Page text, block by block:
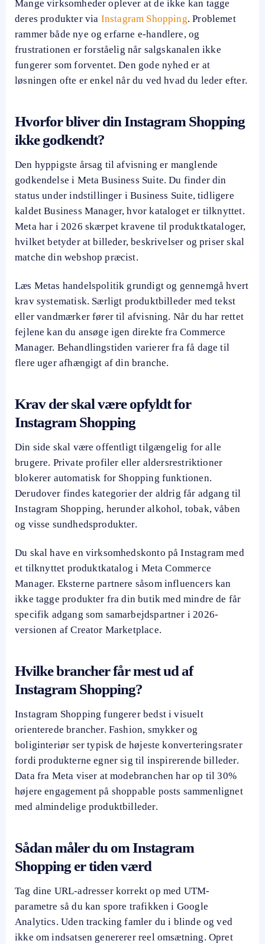
Mange virksomheder oplever at de ikke kan tagge
deres produkter via Instagram Shopping. Problemet
rammer både nye og erfarne e-handlere, og
frustrationen er forståelig når salgskanalen ikke
fungerer som forventet. Den gode nyhed er at
løsningen ofte er enkel når du ved hvad du leder efter.
Hvorfor bliver din Instagram Shopping
ikke godkendt?
Den hyppigste årsag til afvisning er manglende
godkendelse i Meta Business Suite. Du finder din
status under indstillinger i Business Suite, tidligere
kaldet Business Manager, hvor kataloget er tilknyttet.
Meta har i 2026 skærpet kravene til produktkataloger,
hvilket betyder at billeder, beskrivelser og priser skal
matche din webshop præcist.
Læs Metas handelspolitik grundigt og gennemgå hvert
krav systematisk. Særligt produktbilleder med tekst
eller vandmærker fører til afvisning. Når du har rettet
fejlene kan du ansøge igen direkte fra Commerce
Manager. Behandlingstiden varierer fra få dage til
flere uger afhængigt af din branche.
Krav der skal være opfyldt for
Instagram Shopping
Din side skal være offentligt tilgængelig for alle
brugere. Private profiler eller aldersrestriktioner
blokerer automatisk for Shopping funktionen.
Derudover findes kategorier der aldrig får adgang til
Instagram Shopping, herunder alkohol, tobak, våben
og visse sundhedsprodukter.
Du skal have en virksomhedskonto på Instagram med
et tilknyttet produktkatalog i Meta Commerce
Manager. Eksterne partnere såsom influencers kan
ikke tagge produkter fra din butik med mindre de får
specifik adgang som samarbejdspartner i 2026-
versionen af Creator Marketplace.
Hvilke brancher får mest ud af
Instagram Shopping?
Instagram Shopping fungerer bedst i visuelt
orienterede brancher. Fashion, smykker og
boliginteriør ser typisk de højeste konverteringsrater
fordi produkterne egner sig til inspirerende billeder.
Data fra Meta viser at modebranchen har op til 30%
højere engagement på shoppable posts sammenlignet
med almindelige produktbilleder.
Sådan måler du om Instagram
Shopping er tiden værd
Tag dine URL-adresser korrekt op med UTM-
parametre så du kan spore trafikken i Google
Analytics. Uden tracking famler du i blinde og ved
ikke om indsatsen genererer reel omsætning. Opret